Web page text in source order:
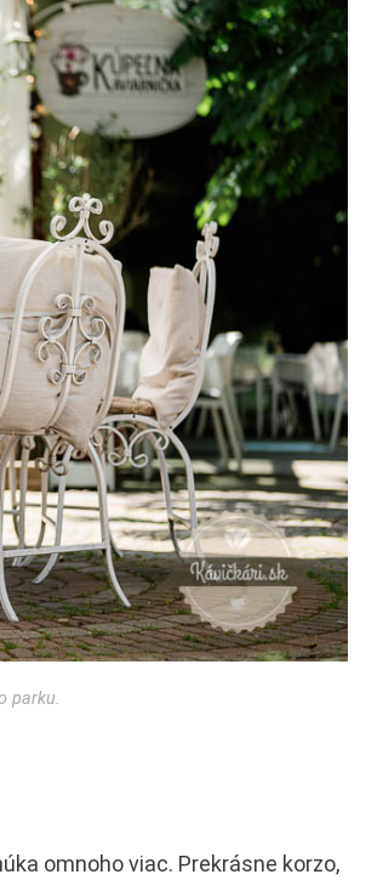
parku.
omnoho viac. Prekrásne korzo,